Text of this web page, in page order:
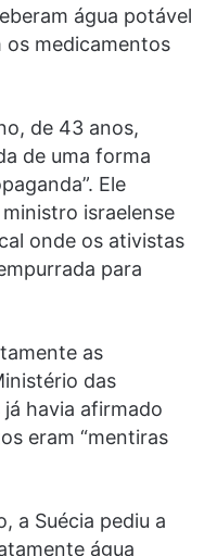
água potável
os medicamentos
de 43 anos,
de uma forma
Ele
israelense
onde os ativistas
para
as
das
havia afirmado
eram “mentiras
a Suécia pediu a
água